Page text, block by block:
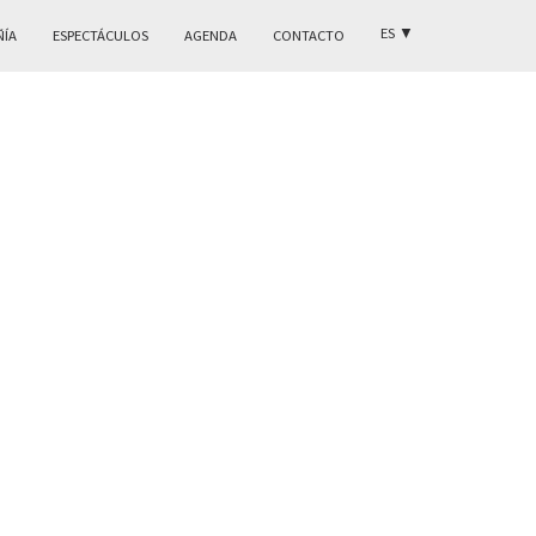
ESPECTÁCULOS AGENDA CONTACTO ES ▼